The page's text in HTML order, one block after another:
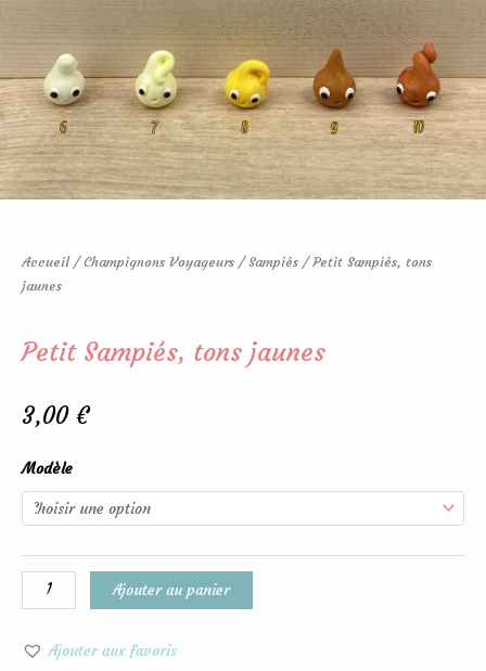
Accueil /Champignons Voyageurs /Sampiés / Petit Sampiés, tons
jaunes
Petit Sampiés, tons jaunes
3,00 €
Modèle
quantité
de
Petit
tons
jaunes
Ajouter au panier
Ajouter aux favoris